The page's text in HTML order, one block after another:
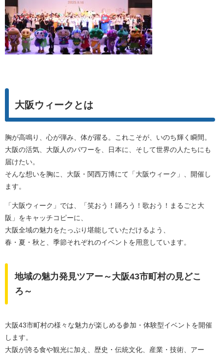
大阪ウィークとは
胸が高鳴り、心が弾み、体が躍る。これこそが、いのち輝く瞬間。
大阪の活気、大阪人のパワーを、日本に、そして世界の人たちにも
届けたい。
そんな想いを胸に、大阪・関西万博にて「大阪ウィーク」、開催し
ます。
「大阪ウィーク」では、「笑おう！踊ろう！歌おう！まるごと大
阪」をキャッチコピーに、
大阪全域の魅力をたっぷり堪能していただけるよう、
春・夏・秋と、季節それぞれのイベントを用意しています。
地域の魅力発見ツアー～大阪43市町村の見どこ
ろ～
大阪43市町村の様々な魅力が楽しめる参加・体験型イベントを開催
します。
大阪が誇る食や観光に加え、歴史・伝統文化、産業・技術、アー